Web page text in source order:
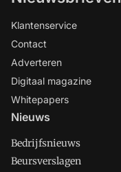
Klantenservice
Contact
Adverteren
Digitaal magazine
Whitepapers
Nieuws
Bedrijfsnieuws
Beursverslagen